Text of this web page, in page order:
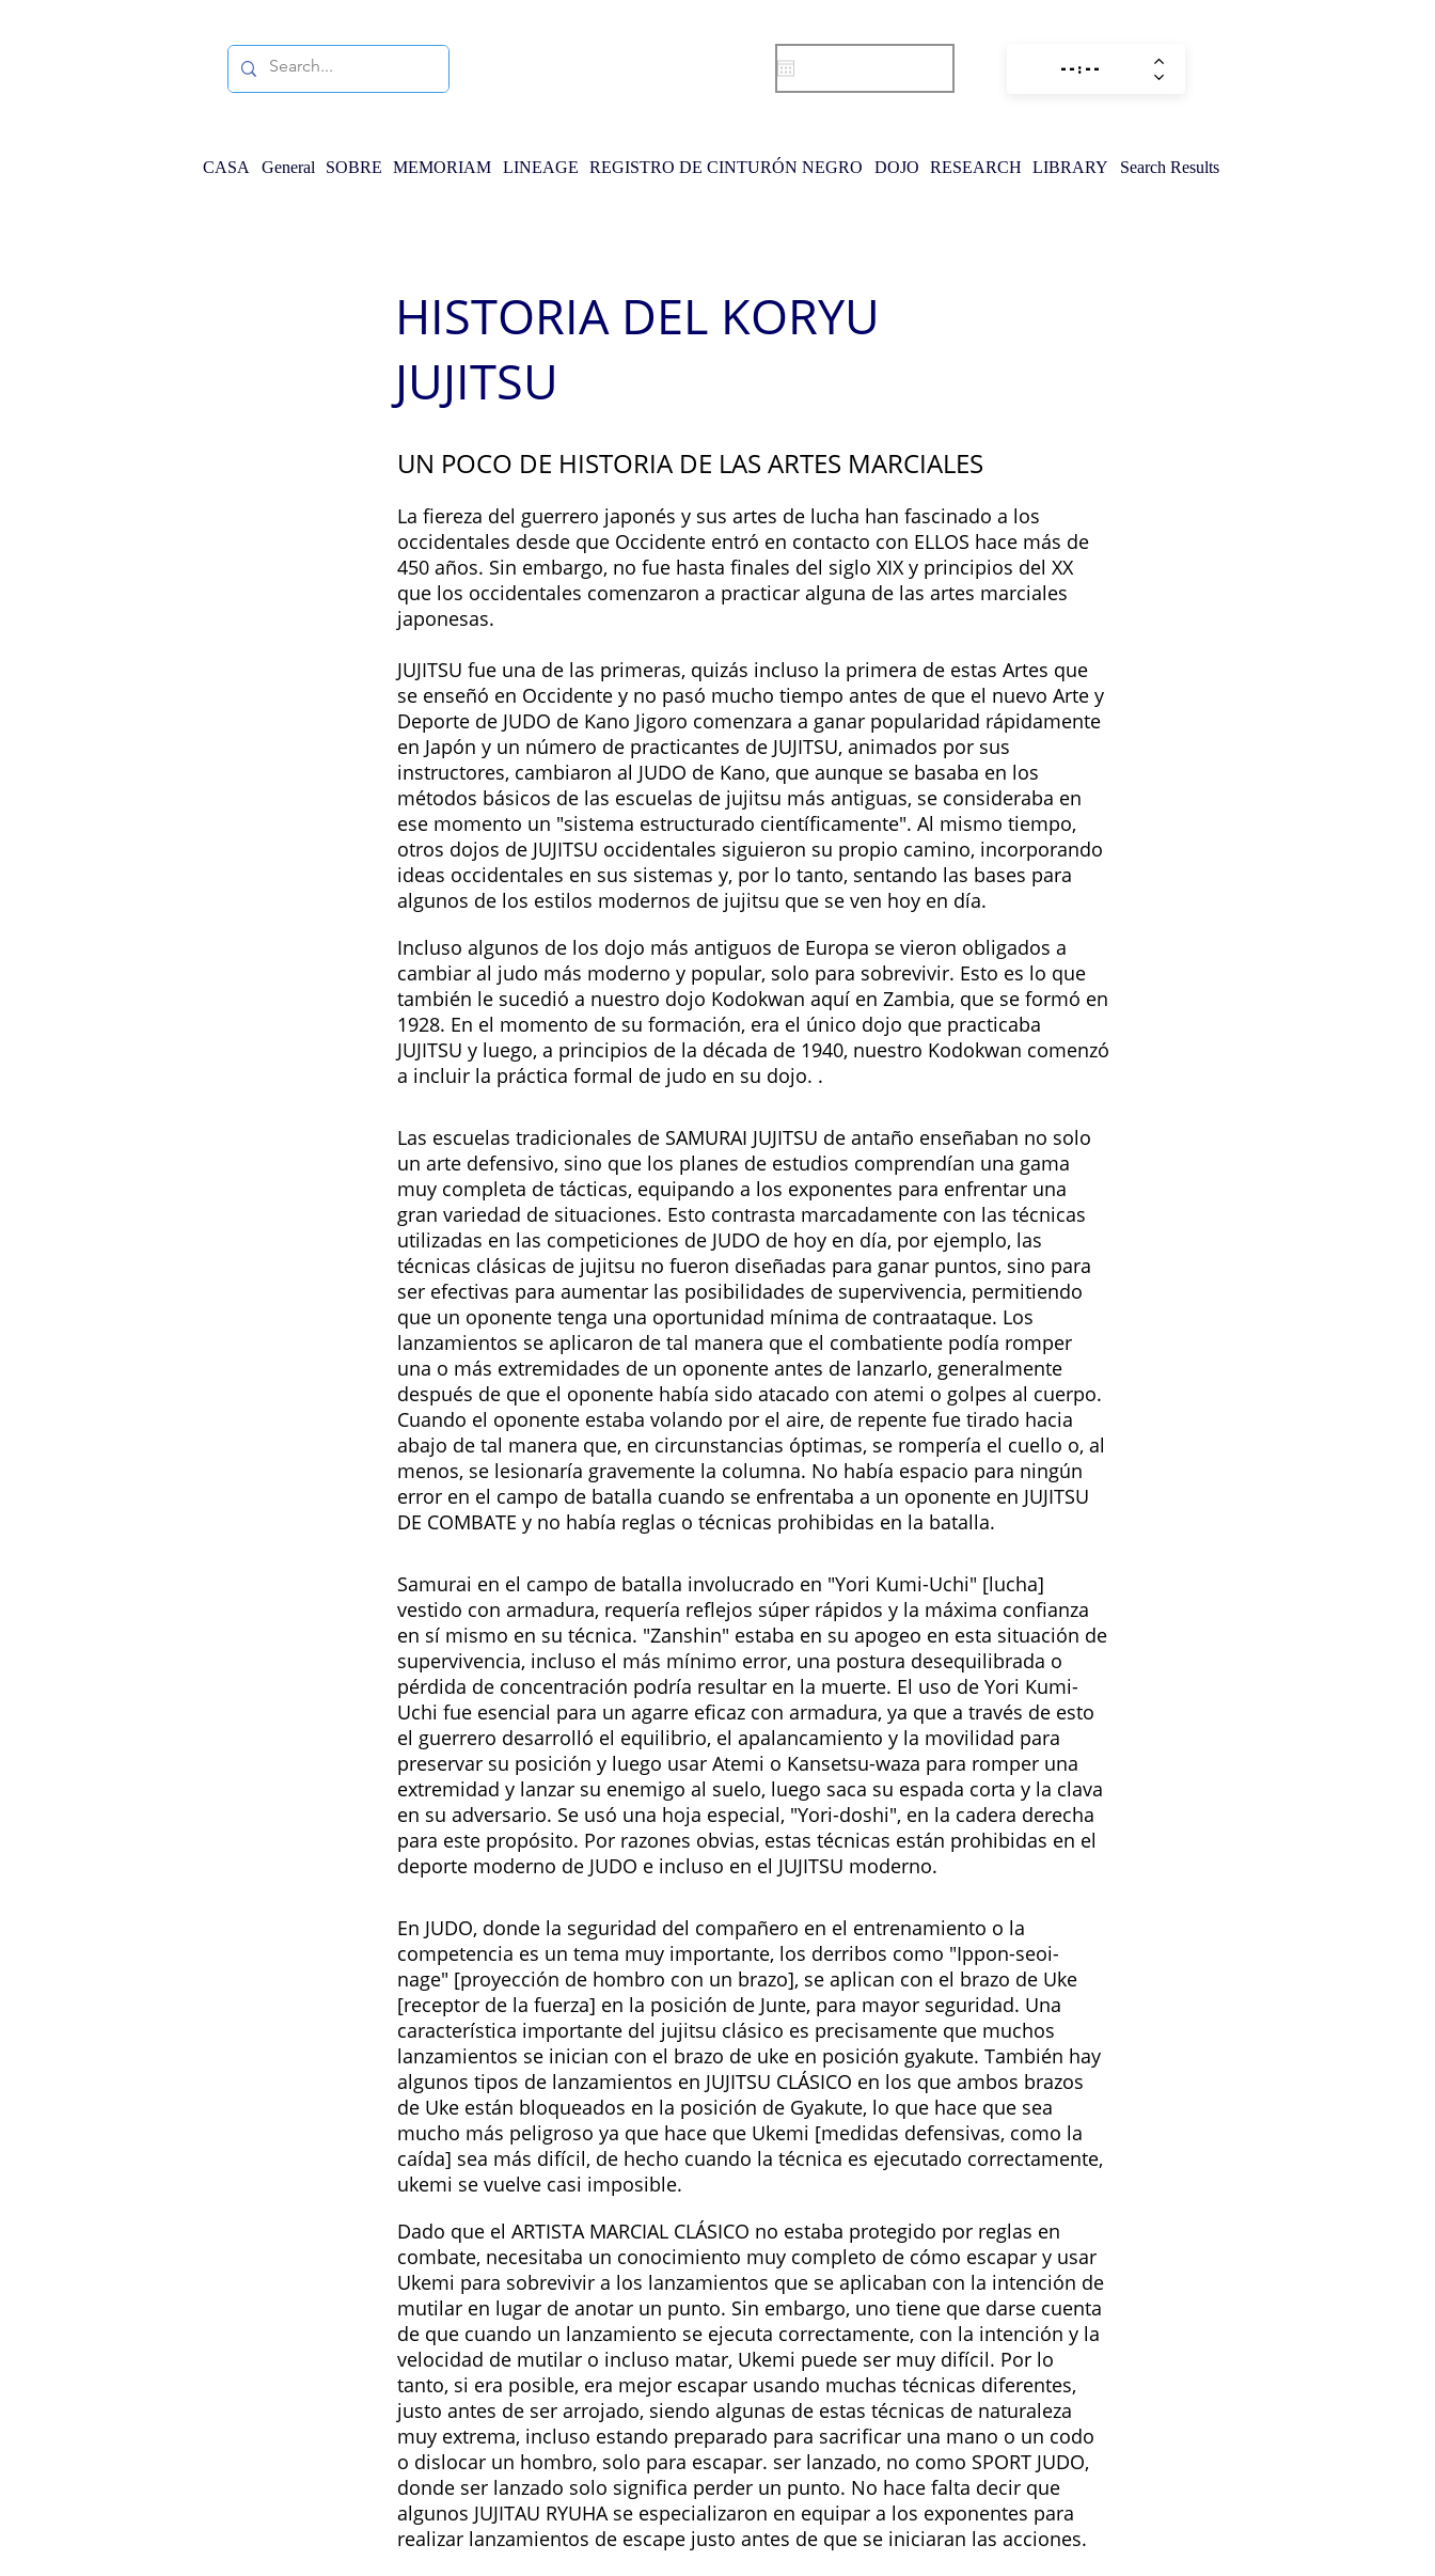
CASA General SOBRE MEMORIAM LINEAGE REGISTRO DE CINTURÓN NEGRO DOJO RESEARCH LIBRARY Search Results
HISTORIA DEL KORYU
JUJITSU
UN POCO DE HISTORIA DE LAS ARTES MARCIALES
La fiereza del guerrero japonés y sus artes de lucha han fascinado a los
occidentales desde que Occidente entró en contacto con ELLOS hace más de
450 años. Sin embargo, no fue hasta finales del siglo XIX y principios del XX
que los occidentales comenzaron a practicar alguna de las artes marciales
japonesas.
JUJITSU fue una de las primeras, quizás incluso la primera de estas Artes que
se enseñó en Occidente y no pasó mucho tiempo antes de que el nuevo Arte y
Deporte de JUDO de Kano Jigoro comenzara a ganar popularidad rápidamente
en Japón y un número de practicantes de JUJITSU, animados por sus
instructores, cambiaron al JUDO de Kano, que aunque se basaba en los
métodos básicos de las escuelas de jujitsu más antiguas, se consideraba en
ese momento un "sistema estructurado científicamente". Al mismo tiempo,
otros dojos de JUJITSU occidentales siguieron su propio camino, incorporando
ideas occidentales en sus sistemas y, por lo tanto, sentando las bases para
algunos de los estilos modernos de jujitsu que se ven hoy en día.
Incluso algunos de los dojo más antiguos de Europa se vieron obligados a
cambiar al judo más moderno y popular, solo para sobrevivir. Esto es lo que
también le sucedió a nuestro dojo Kodokwan aquí en Zambia, que se formó en
1928. En el momento de su formación, era el único dojo que practicaba
JUJITSU y luego, a principios de la década de 1940, nuestro Kodokwan comenzó
a incluir la práctica formal de judo en su dojo. .
Las escuelas tradicionales de SAMURAI JUJITSU de antaño enseñaban no solo
un arte defensivo, sino que los planes de estudios comprendían una gama
muy completa de tácticas, equipando a los exponentes para enfrentar una
gran variedad de situaciones. Esto contrasta marcadamente con las técnicas
utilizadas en las competiciones de JUDO de hoy en día, por ejemplo, las
técnicas clásicas de jujitsu no fueron diseñadas para ganar puntos, sino para
ser efectivas para aumentar las posibilidades de supervivencia, permitiendo
que un oponente tenga una oportunidad mínima de contraataque. Los
lanzamientos se aplicaron de tal manera que el combatiente podía romper
una o más extremidades de un oponente antes de lanzarlo, generalmente
después de que el oponente había sido atacado con atemi o golpes al cuerpo.
Cuando el oponente estaba volando por el aire, de repente fue tirado hacia
abajo de tal manera que, en circunstancias óptimas, se rompería el cuello o, al
menos, se lesionaría gravemente la columna. No había espacio para ningún
error en el campo de batalla cuando se enfrentaba a un oponente en JUJITSU
DE COMBATE y no había reglas o técnicas prohibidas en la batalla.
Samurai en el campo de batalla involucrado en "Yori Kumi-Uchi" [lucha]
vestido con armadura, requería reflejos súper rápidos y la máxima confianza
en sí mismo en su técnica. "Zanshin" estaba en su apogeo en esta situación de
supervivencia, incluso el más mínimo error, una postura desequilibrada o
pérdida de concentración podría resultar en la muerte. El uso de Yori Kumi-
Uchi fue esencial para un agarre eficaz con armadura, ya que a través de esto
el guerrero desarrolló el equilibrio, el apalancamiento y la movilidad para
preservar su posición y luego usar Atemi o Kansetsu-waza para romper una
extremidad y lanzar su enemigo al suelo, luego saca su espada corta y la clava
en su adversario. Se usó una hoja especial, "Yori-doshi", en la cadera derecha
para este propósito. Por razones obvias, estas técnicas están prohibidas en el
deporte moderno de JUDO e incluso en el JUJITSU moderno.
En JUDO, donde la seguridad del compañero en el entrenamiento o la
competencia es un tema muy importante, los derribos como "Ippon-seoi-
nage" [proyección de hombro con un brazo], se aplican con el brazo de Uke
[receptor de la fuerza] en la posición de Junte, para mayor seguridad. Una
característica importante del jujitsu clásico es precisamente que muchos
lanzamientos se inician con el brazo de uke en posición gyakute. También hay
algunos tipos de lanzamientos en JUJITSU CLÁSICO en los que ambos brazos
de Uke están bloqueados en la posición de Gyakute, lo que hace que sea
mucho más peligroso ya que hace que Ukemi [medidas defensivas, como la
caída] sea más difícil, de hecho cuando la técnica es ejecutado correctamente,
ukemi se vuelve casi imposible.
Dado que el ARTISTA MARCIAL CLÁSICO no estaba protegido por reglas en
combate, necesitaba un conocimiento muy completo de cómo escapar y usar
Ukemi para sobrevivir a los lanzamientos que se aplicaban con la intención de
mutilar en lugar de anotar un punto. Sin embargo, uno tiene que darse cuenta
de que cuando un lanzamiento se ejecuta correctamente, con la intención y la
velocidad de mutilar o incluso matar, Ukemi puede ser muy difícil. Por lo
tanto, si era posible, era mejor escapar usando muchas técnicas diferentes,
justo antes de ser arrojado, siendo algunas de estas técnicas de naturaleza
muy extrema, incluso estando preparado para sacrificar una mano o un codo
o dislocar un hombro, solo para escapar. ser lanzado, no como SPORT JUDO,
donde ser lanzado solo significa perder un punto. No hace falta decir que
algunos JUJITAU RYUHA se especializaron en equipar a los exponentes para
realizar lanzamientos de escape justo antes de que se iniciaran las acciones.